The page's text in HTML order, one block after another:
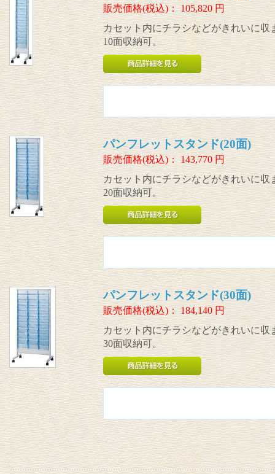
販売価格(税込)： 105,820円
カセット内にチラシなどがきれいに
10面収納可。
パンフレットスタンド(20面)
販売価格(税込)： 143,770円
カセット内にチラシなどがきれいに収
20面収納可。
パンフレットスタンド(30面)
販売価格(税込)： 184,140円
カセット内にチラシなどがきれいに
30面収納可。